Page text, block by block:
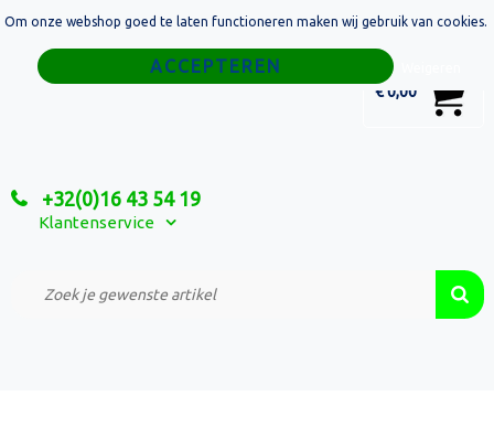
€ 0,00
+32(0)16 43 54 19
Klantenservice
Home
Relatiegeschenken
Custom Made Projecten
Om onze webshop goed te laten functioneren maken wij gebruik van cookies.